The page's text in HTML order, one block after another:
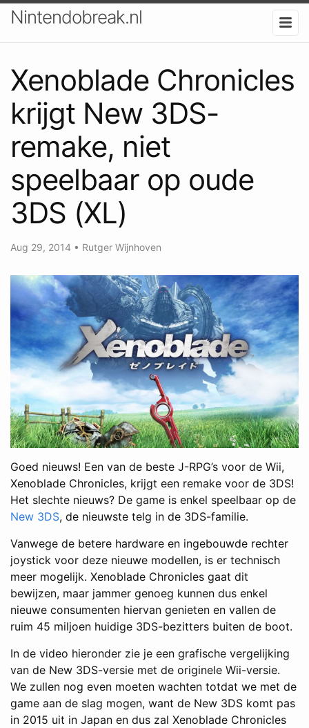
Nintendobreak.nl
Xenoblade Chronicles
krijgt New 3DS-
remake, niet
speelbaar op oude
3DS (XL)
Aug 29, 2014 • Rutger Wijnhoven
Goed nieuws! Een van de beste J-RPG’s voor de Wii,
Xenoblade Chronicles, krijgt een remake voor de 3DS!
Het slechte nieuws? De game is enkel speelbaar op de
New 3DS, de nieuwste telg in de 3DS-familie.
Vanwege de betere hardware en ingebouwde rechter
joystick voor deze nieuwe modellen, is er technisch
meer mogelijk. Xenoblade Chronicles gaat dit
bewijzen, maar jammer genoeg kunnen dus enkel
nieuwe consumenten hiervan genieten en vallen de
ruim 45 miljoen huidige 3DS-bezitters buiten de boot.
In de video hieronder zie je een grafische vergelijking
van de New 3DS-versie met de originele Wii-versie.
We zullen nog even moeten wachten totdat we met de
game aan de slag mogen, want de New 3DS komt pas
in 2015 uit in Japan en dus zal Xenoblade Chronicles